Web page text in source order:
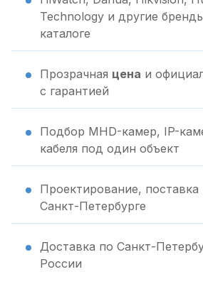
Technology и другие
каталоге
Прозрачная цена и
с гарантией
Подбор MHD-камер, IP-
кабеля под один объект
Проектирование,
Санкт-Петербурге
Доставка по Санкт-
России